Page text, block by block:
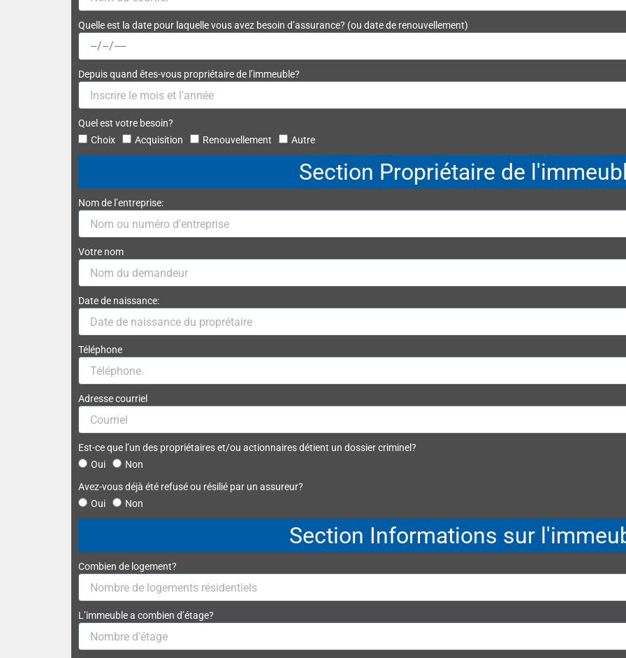
Quelle est la date pour laquelle vous avez besoin d’assurance? (ou date de renouvellement)
Depuis quand êtes-vous propriétaire de l’immeuble?
Quel est votre besoin?
Choix
Acquisition Renouvellement Autre
Section Propriétaire de
Nom de l’entreprise:
Votre nom
Date de naissance:
Téléphone
Adresse courriel
Est-ce que l’un des propriétaires et/ou actionnaires détient un dossier criminel?
Oui
Non
Avez-vous déjà été refusé ou résilié par un assureur?
Oui
Non
Section Informations sur
Combien de logement?
L’immeuble a combien d’étage?